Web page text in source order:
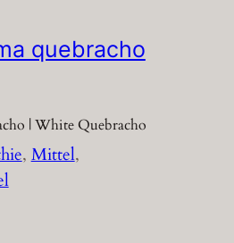
quebracho
| White Quebracho
, Mittel